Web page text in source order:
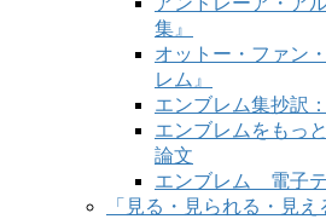
集』
オットー・ファン
レム』
エンブレム集抄訳
エンブレムをもっ
論文
エンブレム 電子
「見る・見られる・見